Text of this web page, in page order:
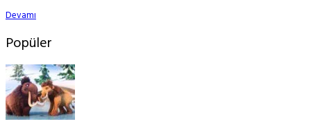
Devamı
Popüler